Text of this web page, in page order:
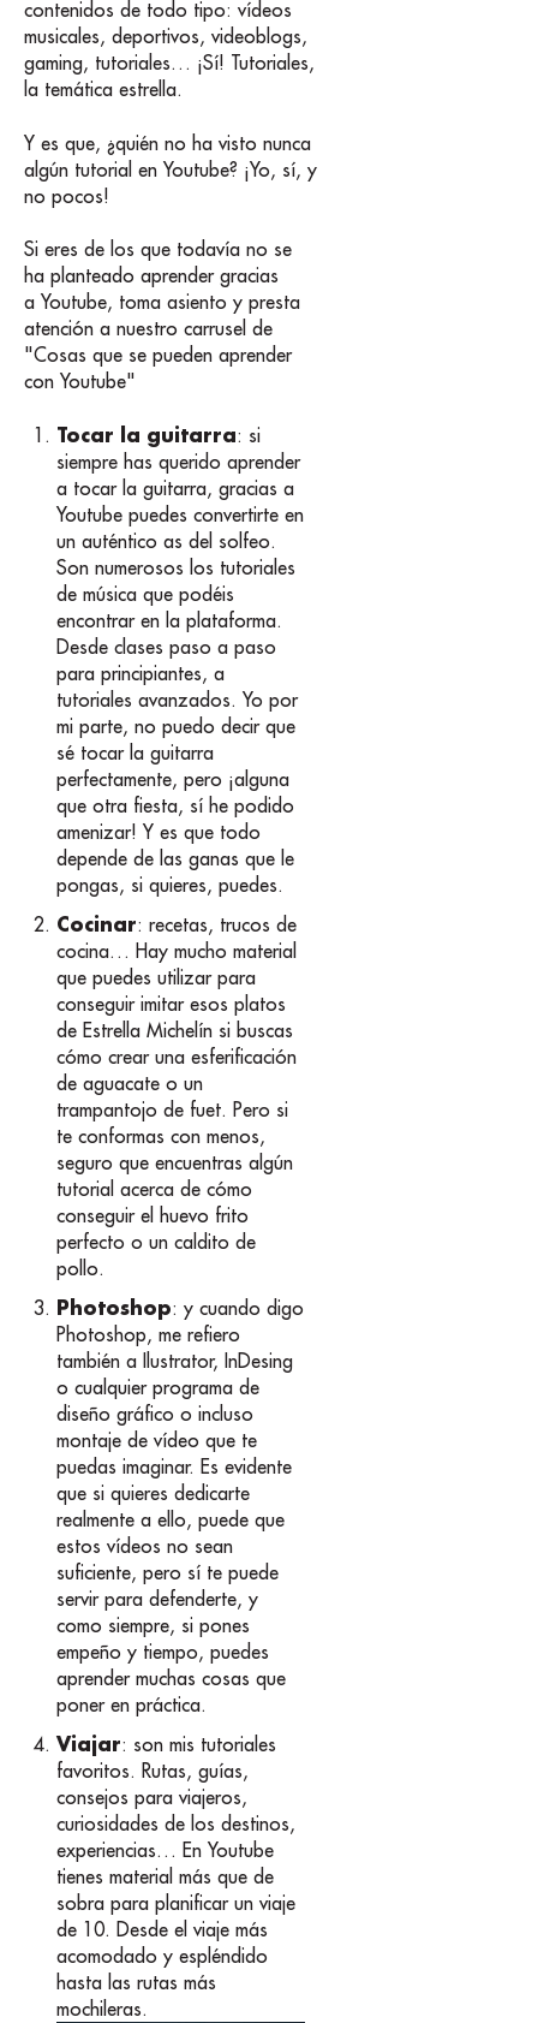
contenidos de todo tipo: vídeos
musicales, deportivos, videoblogs,
gaming, tutoriales… ¡Sí! Tutoriales,
la temática estrella.
Y es que, ¿quién no ha visto nunca
algún tutorial en Youtube? ¡Yo, sí, y
no pocos!
Si eres de los que todavía no se
ha planteado aprender gracias
a Youtube, toma asiento y presta
atención a nuestro carrusel de
"Cosas que se pueden aprender
con Youtube"
Tocar la guitarra: si
siempre has querido aprender
a tocar la guitarra, gracias a
Youtube puedes convertirte en
un auténtico as del solfeo.
Son numerosos los tutoriales
de música que podéis
encontrar en la plataforma.
Desde clases paso a paso
para principiantes, a
tutoriales avanzados. Yo por
mi parte, no puedo decir que
sé tocar la guitarra
perfectamente, pero ¡alguna
que otra fiesta, sí he podido
amenizar! Y es que todo
depende de las ganas que le
pongas, si quieres, puedes.
Cocinar: recetas, trucos de
cocina… Hay mucho material
que puedes utilizar para
conseguir imitar esos platos
de Estrella Michelín si buscas
cómo crear una esferificación
de aguacate o un
trampantojo de fuet. Pero si
te conformas con menos,
seguro que encuentras algún
tutorial acerca de cómo
conseguir el huevo frito
perfecto o un caldito de
pollo.
Photoshop: y cuando digo
Photoshop, me refiero
también a Ilustrator, InDesing
o cualquier programa de
diseño gráfico o incluso
montaje de vídeo que te
puedas imaginar. Es evidente
que si quieres dedicarte
realmente a ello, puede que
estos vídeos no sean
suficiente, pero sí te puede
servir para defenderte, y
como siempre, si pones
empeño y tiempo, puedes
aprender muchas cosas que
poner en práctica.
Viajar: son mis tutoriales
favoritos. Rutas, guías,
consejos para viajeros,
curiosidades de los destinos,
experiencias… En Youtube
tienes material más que de
sobra para planificar un viaje
de 10. Desde el viaje más
acomodado y espléndido
hasta las rutas más
mochileras.